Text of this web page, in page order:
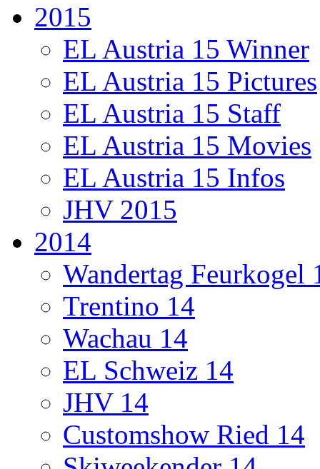
2015
EL Austria 15 Winner
EL Austria 15 Pictures
EL Austria 15 Staff
EL Austria 15 Movies
EL Austria 15 Infos
JHV 2015
2014
Wandertag Feurkogel
Trentino 14
Wachau 14
EL Schweiz 14
JHV 14
Customshow Ried 14